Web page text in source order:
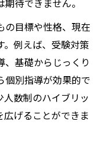
待できません。
の目標や性格、現在
。例えば、受験対策
基礎からじっくり
個別指導が効果的で
数制のハイブリッ
広げることができま